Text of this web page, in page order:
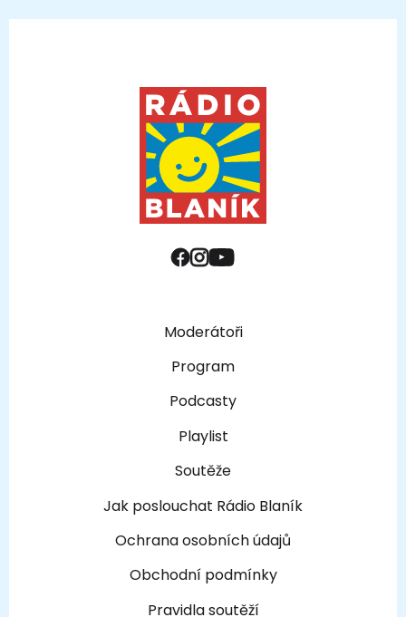
Moderátoři
Program
Podcasty
Playlist
Soutěže
Jak poslouchat Rádio Blaník
Ochrana osobních údajů
Obchodní podmínky
Pravidla soutěží